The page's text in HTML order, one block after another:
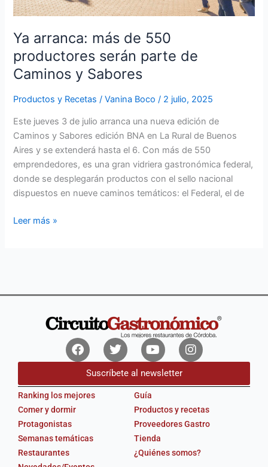
Ya arranca: más de 550
productores serán parte de
Caminos y Sabores
Productos y Recetas /Vanina Boco / 2 julio, 2025
Este jueves 3 de julio arranca una nueva edición de
Caminos y Sabores edición BNA en La Rural de Buenos
Aires y se extenderá hasta el 6. Con más de 550
emprendedores, es una gran vidriera gastronómica federal,
donde se desplegarán productos con el sello nacional
dispuestos en nueve caminos temáticos: el Federal, el de
y
Leer más »
FacebookTwitterYoutubeInstagram
Suscríbete al newsletter
Ranking los mejores
Comer y dormir
Protagonistas
Semanas temáticas
Restaurantes
Guía
Productos y recetas
Proveedores Gastro
Tienda
¿Quiénes somos?